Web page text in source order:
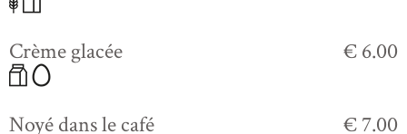
Crème glacée € 6.00
Noyé dans le café € 7.00